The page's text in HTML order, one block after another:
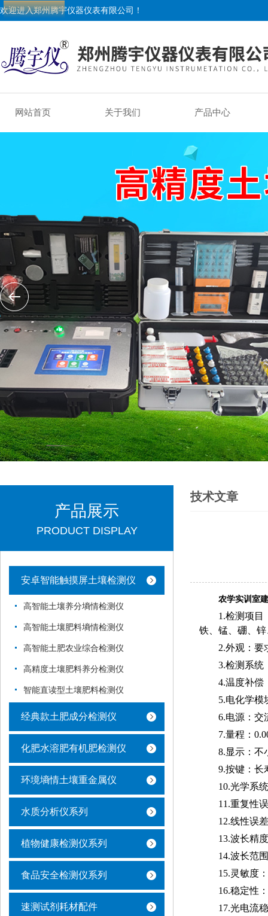
欢迎进入郑州腾宇仪器仪表有限公司！
网站首页 关于我们 产品中心
产品展示
PRODUCT DISPLAY
安卓智能触摸屏土壤检测仪
高智能土壤养分墒情检测仪
高智能土壤肥料墒情检测仪
高智能土肥农业综合检测仪
高精度土壤肥料养分检测仪
智能直读型土壤肥料检测仪
经典款土肥成分检测仪
化肥水溶肥有机肥检测仪
环境墒情土壤重金属仪
水质分析仪系列
植物健康检测仪系列
食品安全检测仪系列
速测试剂耗材配件
技术文章
农学实训室
1.检测项目
铁、锰、硼、
2.外观：要
3.检测系统
4.温度补偿
5.电化学模
6.电源：交
7.量程：
8.显示：不
9.按键：长
10.光学系
11.重复性
12.线性误
13.波长精
14.波长范
15.灵敏度
16.稳定性
17.光电流